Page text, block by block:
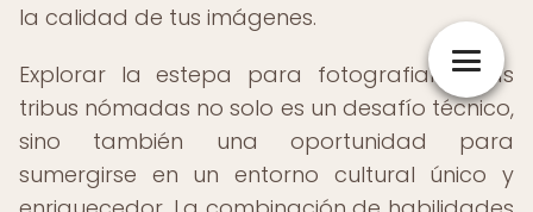
la calidad de tus imágenes.
Explorar la estepa para fotografiar a las
tribus nómadas no solo es un desafío técnico,
sino también una oportunidad para
sumergirse en un entorno cultural único y